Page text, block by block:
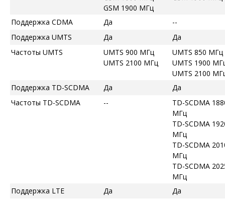
GSM 1900 МГц
Поддержка CDMA Да
--
Поддержка UMTS
Да
Да
Частоты UMTS
UMTS 900 МГц
UMTS 2100 МГц
UMTS 850 МГц
UMTS 1900
UMTS 2100
Поддержка TD-SCDMA
Да
Да
Частоты TD-SCDMA
--
TD-SCDMA
МГц
TD-SCDMA
МГц
TD-SCDMA
МГц
TD-SCDMA
МГц
Поддержка LTE
Да
Да